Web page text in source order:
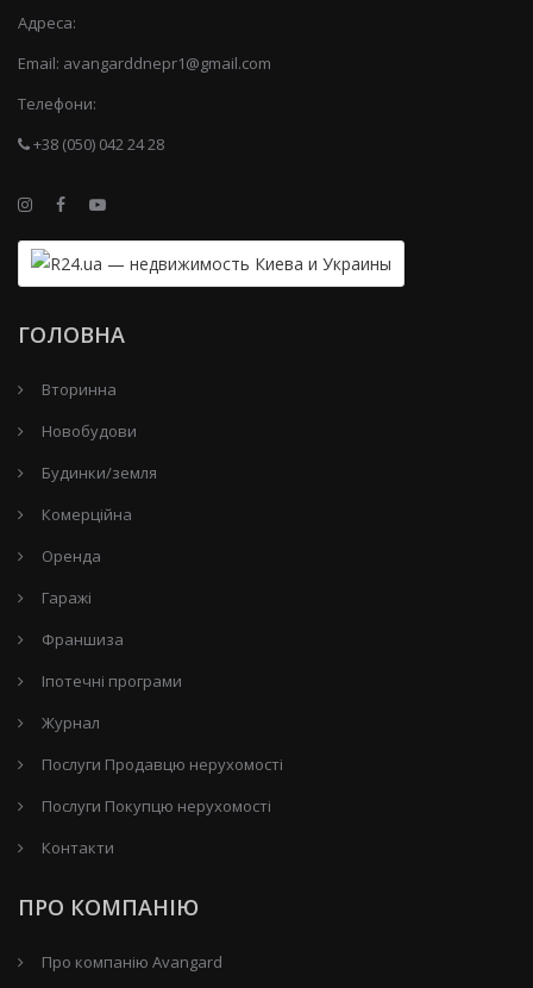
Адреса:
Email: avangarddnepr1@gmail.com
Телефони:
+38 (050) 042 24 28
ГОЛОВНА
Вторинна
Новобудови
Будинки/земля
Комерційна
Оренда
Гаражі
Франшиза
Іпотечні програми
Журнал
Послуги Продавцю нерухомості
Послуги Покупцю нерухомості
Контакти
ПРО КОМПАНІЮ
Про компанію Avangard